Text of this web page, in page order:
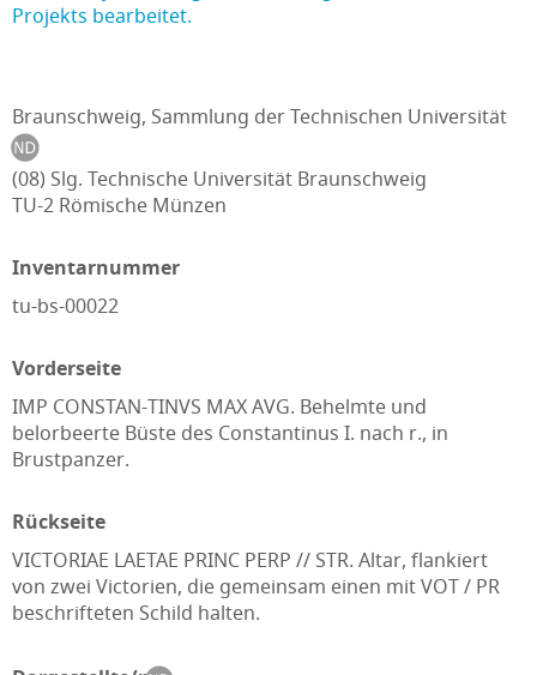
Projekts bearbeitet.
Braunschweig, Sammlung der Technischen Universität
(08) Slg. Technische Universität Braunschweig
TU-2 Römische Münzen
Inventarnummer
tu-bs-00022
Vorderseite
IMP CONSTAN-TINVS MAX AVG. Behelmte und
belorbeerte Büste des Constantinus I. nach r., in
Brustpanzer.
Rückseite
VICTORIAE LAETAE PRINC PERP // STR. Altar, flankiert
von zwei Victorien, die gemeinsam einen mit VOT / PR
beschrifteten Schild halten.